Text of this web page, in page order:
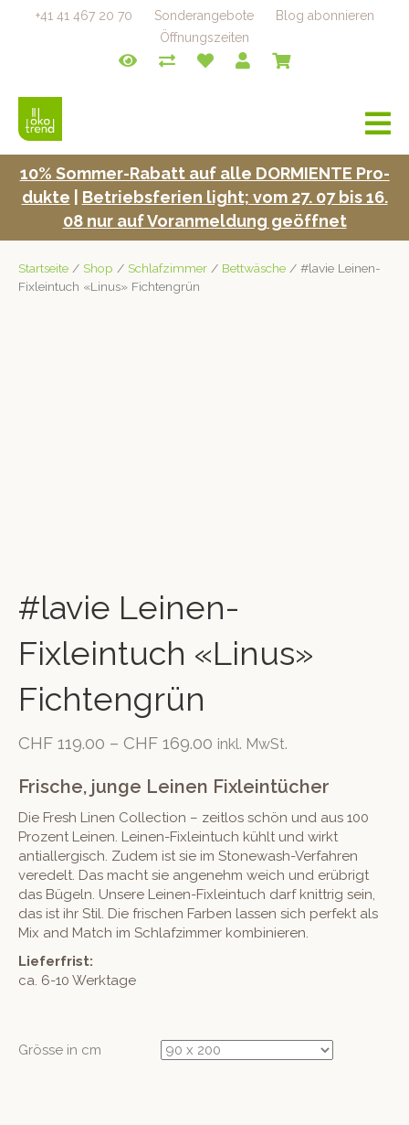
+41 41 467 20 70 Sonderangebote
Blog abonnieren
Öffnungszeiten
a
v
i
10% Som­mer-Rabatt auf alle DORMIENTE Pro­
duk­te
Betrieb­s­fe­rien light; vom 27. 07 bis 16.
08 nur auf Voran­mel­dung geöffnet
Startseite / Shop / Schlafzimmer / Bettwäsche / #lavie Leinen-
Fixleintuch «Linus» Fichtengrün
#lavie Leinen-
Fixleintuch «Linus»
Fichtengrün
CHF 119.00 – CHF 169.00 inkl. MwSt.
Frische, junge Leinen Fixleintücher
Die Fresh Linen Collection – zeitlos schön und aus 100
Prozent Leinen. Leinen-Fixleintuch kühlt und wirkt
antiallergisch. Zudem ist sie im Stonewash-Verfahren
veredelt. Das macht sie angenehm weich und erübrigt
das Bügeln. Unsere Leinen-Fixleintuch darf knittrig sein,
das ist ihr Stil. Die frischen Farben lassen sich perfekt als
Mix and Match im Schlafzimmer kombinieren.
Lieferfrist:
ca. 6-10 Werktage
Grösse in cm